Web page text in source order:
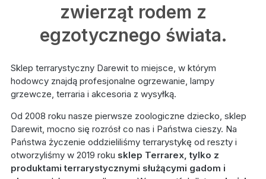
zwierząt rodem z
egzotycznego świata.
Sklep terrarystyczny Darewit to miejsce, w którym
hodowcy znajdą profesjonalne ogrzewanie, lampy
grzewcze, terraria i akcesoria z wysyłką.
Od 2008 roku nasze pierwsze zoologiczne dziecko, sklep
Darewit, mocno się rozrósł co nas i Państwa cieszy. Na
Państwa życzenie oddzieliliśmy terrarystykę od reszty i
otworzyliśmy w 2019 roku sklep Terrarex, tylko z
produktami terrarystycznymi służącymi gadom i